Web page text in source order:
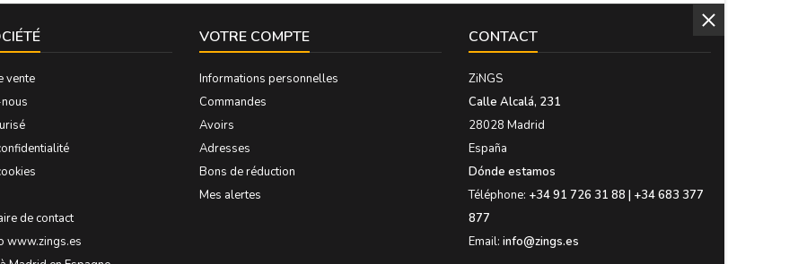
vente
de contact
www.zings.es
VOTRE COMPTE
Informations personnelles
Commandes
Avoirs
Adresses
Bons de réduction
Mes alertes
CONTACT
ZiNGS
Calle Alcalá, 231
28028 Madrid
España
Dónde estamos
Téléphone: +34 91 726 31 88 | +34 683 377
877
Email: info@zings.es